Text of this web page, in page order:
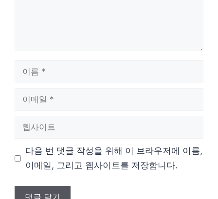
다음 번 댓글 작성을 위해 이 브라우저에 이름,
이메일, 그리고 웹사이트를 저장합니다.